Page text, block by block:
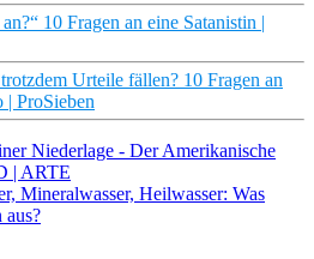
10 Fragen an eine Satanistin |
Urteile fällen? 10 Fragen an
ProSieben
Niederlage - Der Amerikanische
| ARTE
Mineralwasser, Heilwasser: Was
aus?